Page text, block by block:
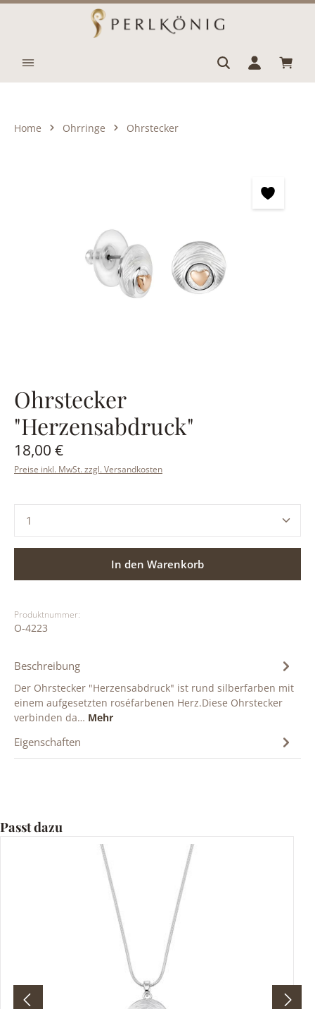
Zum Hauptinhalt springen
Home Ohrringe Ohrstecker
Ohrstecker
"Herzensabdruck"
Regulärer Preis:
18,00 €
Preise inkl. MwSt. zzgl. Versandkosten
Produkt Anzahl: Gib den gewünschten Wert ein
In den Warenkorb
Produktnummer:
O-4223
Beschreibung
Der Ohrstecker "Herzensabdruck" ist rund silberfarben mit
einem aufgesetzten roséfarbenen Herz.Diese Ohrstecker
verbinden da… Mehr
Eigenschaften
Produktgalerie überspringen
Passt dazu